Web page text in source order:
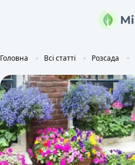
Головна Всі статті Розсада